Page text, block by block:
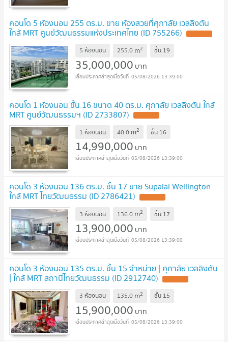
คอนโด 5 ห้องนอน 255 ตร.ม. ขาย ห้องสวยที่ศุภาลัย เวลลิงตัน
ใกล้ MRT ศูนย์วัฒนธรรมแห่งประเทศไทย (ID 755266)
5 ห้องนอน 255.0 m2 ชั้น 19
35,000,000 บาท
05/08/2026 13:39:00
คอนโด 1 ห้องนอน ชั้น 16 ขนาด 40 ตร.ม. ศุภาลัย เวลลิงตัน ใกล้
MRT ศูนย์วัฒนธรรมฯ (ID 2733807)
1 ห้องนอน 40.0 m2 ชั้น 16
14,990,000 บาท
05/08/2026 13:39:00
คอนโด 3 ห้องนอน 136 ตร.ม. ชั้น 17 ขาย Supalai Wellington
ใกล้ MRT ไทยวัฒนธรรม (ID 2786421)
3 ห้องนอน 136.0 m2 ชั้น 17
13,900,000 บาท
05/08/2026 13:39:00
คอนโด 3 ห้องนอน 135 ตร.ม. ชั้น 15 จำหน่าย | ศุภาลัย เวลลิงตัน
| ใกล้ MRT สถานีไทยวัฒนธรรม (ID 2912740)
3 ห้องนอน 135.0 m2 ชั้น 15
15,900,000 บาท
05/08/2026 13:39:00